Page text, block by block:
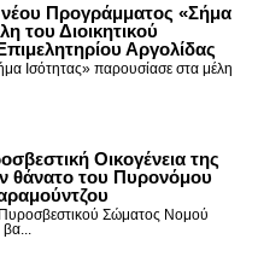
Προγράμματος «Σήμα
του Διοικητικού
Αργολίδας
Ισότητας» παρουσίασε στα μέλη
Οικογένεια της
θάνατο του Πυρονόμου
Σώματος Νομού